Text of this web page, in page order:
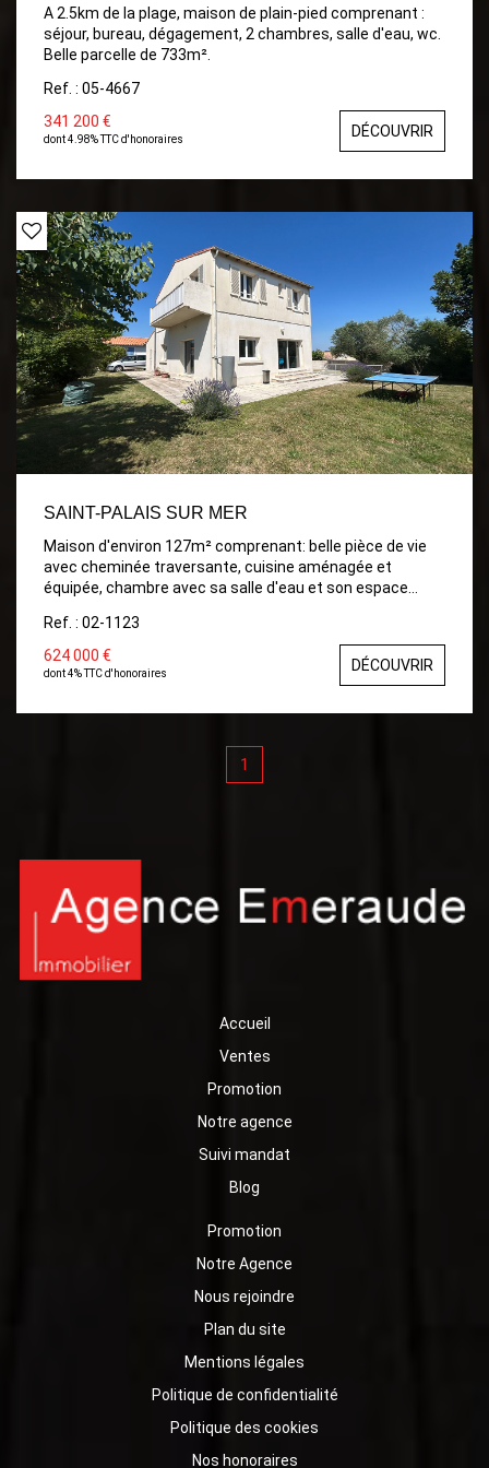
A 2.5km de la plage, maison de plain-pied comprenant :
séjour, bureau, dégagement, 2 chambres, salle d'eau, wc.
Belle parcelle de 733m².
Ref. : 05-4667
341 200 €
dont 4.98% TTC d'honoraires DÉCOUVRIR
SAINT-PALAIS SUR MER
Maison d'environ 127m² comprenant: belle pièce de vie
avec cheminée traversante, cuisine aménagée et
équipée, chambre avec sa salle d'eau et son espace
deux donnant sur un balcon et une avec son cabinet de
toilette, wc, salle d'eau. Dépendance de 22 m². Piscine
avec son abri de 8x4. 900 m du centre et de la plage
Ref. : 02-1123
624 000 €
dont 4% TTC d'honoraires DÉCOUVRIR
1
Accueil
Ventes
Promotion
Notre agence
Suivi mandat
Blog
Promotion
Notre Agence
Nous rejoindre
Plan du site
Mentions légales
Politique de confidentialité
Politique des cookies
Nos honoraires